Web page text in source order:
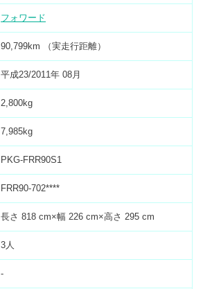
フォワード
90,799km （実走行距離）
平成23/2011年 08月
2,800kg
7,985kg
PKG-FRR90S1
FRR90-702****
長さ 818 cm×幅 226 cm×高さ 295 cm
3人
-